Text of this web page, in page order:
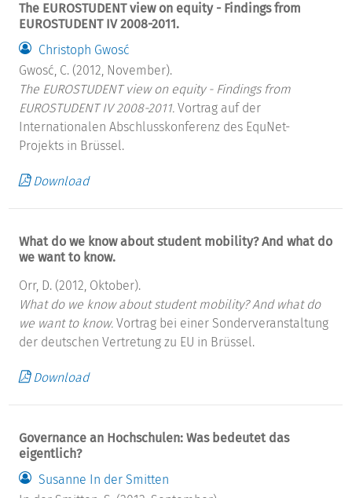
The EUROSTUDENT view on equity - Findings from
EUROSTUDENT IV 2008-2011.
Christoph Gwosć
Gwosć, C. (2012, November).
The EUROSTUDENT view on equity - Findings from
EUROSTUDENT IV 2008-2011. Vortrag auf der
Internationalen Abschlusskonferenz des EquNet-
Projekts in Brüssel.
Download
What do we know about student mobility? And what do
we want to know.
Orr, D. (2012, Oktober).
What do we know about student mobility? And what do
we want to know. Vortrag bei einer Sonderveranstaltung
der deutschen Vertretung zu EU in Brüssel.
Download
Governance an Hochschulen: Was bedeutet das
eigentlich?
Susanne In der Smitten